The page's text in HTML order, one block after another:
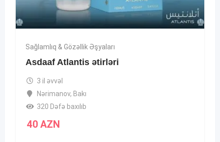
Sağlamlıq & Gözəllik Əşyaları
Asdaaf Atlantis ətirləri
3 il əvvəl
Nərimanov, Bakı
320 Dəfə baxılıb
40 AZN